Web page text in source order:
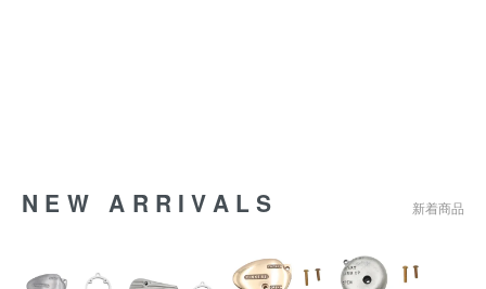
NEW ARRIVALS 新着商品